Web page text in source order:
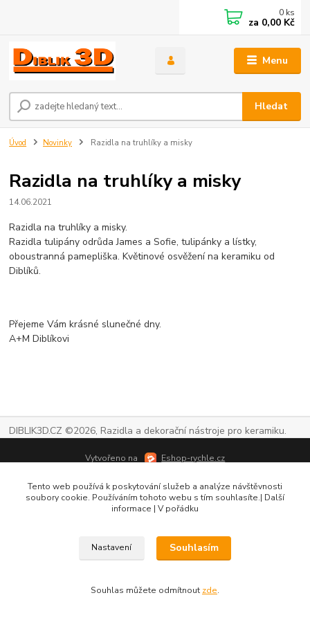
Menu
Hledat
0 ks
za 0,00 Kč
Úvod Novinky Razidla na truhlíky a misky
Razidla na truhlíky a misky
14.06.2021
Razidla na truhlíky a misky.
Razidla tulipány odrůda James a Sofie, tulipánky a lístky,
oboustranná pamepliška. Květinové osvěžení na keramiku od
Diblíků.
Přejeme Vám krásné slunečné dny.
A+M Diblíkovi
DIBLIK3D.CZ ©2026, Razidla a dekorační nástroje pro keramiku.
Vytvořeno na Eshop-rychle.cz
Tento web používá k poskytování služeb a analýze návštěvnosti
soubory cookie. Používáním tohoto webu s tím souhlasíte.| Další
informace | V pořádku
Nastavení Souhlasím
Souhlas můžete odmítnout zde.